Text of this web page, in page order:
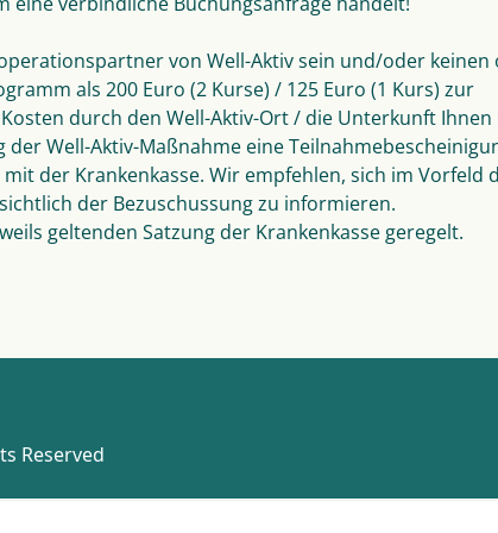
von Well-Aktiv sein und/oder keinen
als 200 Euro (2 Kurse) / 125 Euro (1 Kurs) zur
durch den Well-Aktiv-Ort / die Unterkunft Ihnen
Well-Aktiv-Maßnahme eine
der Krankenkasse. Wir empfehlen, sich im Vorfeld
der Bezuschussung zu informieren.
geltenden Satzung der Krankenkasse geregelt.
Reserved